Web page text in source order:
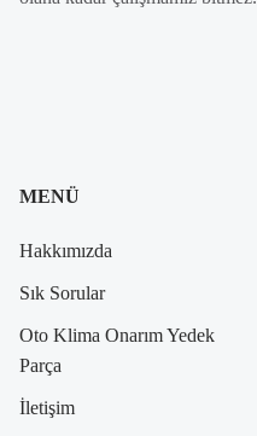
MENÜ
Hakkımızda
Sık Sorular
Oto Klima Onarım Yedek
Parça
İletişim